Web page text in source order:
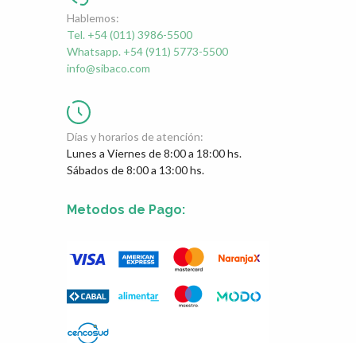
Hablemos:
Tel. +54 (011) 3986-5500
Whatsapp. +54 (911) 5773-5500
info@sibaco.com
Días y horarios de atención:
Lunes a Viernes de 8:00 a 18:00 hs.
Sábados de 8:00 a 13:00 hs.
Metodos de Pago: